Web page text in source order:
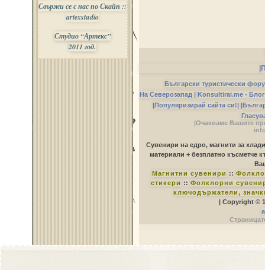
Свържи се с нас по Скайп ::
artexstudio
Студио “Артекс”
2011 год.
Български туристически
На Северозапад | Konsultirai.me -
|Популяризирай сайта си!|
|Очакваме Вашите
Сувенири на едро, магнити за
материали + безплатно късметче
Магнитни сувенири ::
стикери :: Фолклорни
ключодържатели,
| Copyright ©